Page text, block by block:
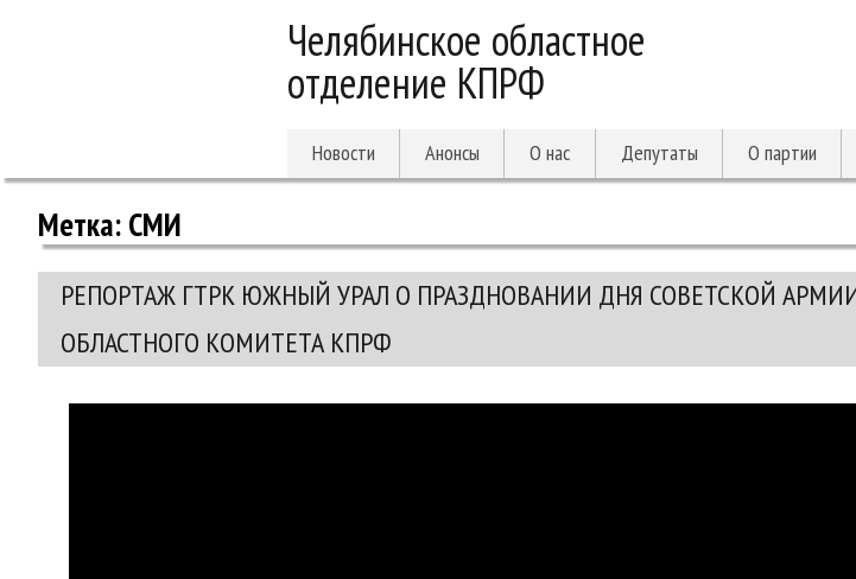
Челябинское областное
отделение КПРФ
Новости Анонсы О нас Депутаты О партии
Метка: СМИ
РЕПОРТАЖ ГТРК ЮЖНЫЙ УРАЛ О ПРАЗДНОВАНИИ ДНЯ СОВЕТСКОЙ
ОБЛАСТНОГО КОМИТЕТА КПРФ